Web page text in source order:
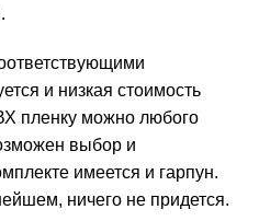
и низкая стоимость
пленку можно любого
выбор и
имеется и гарпун.
ничего не придется.